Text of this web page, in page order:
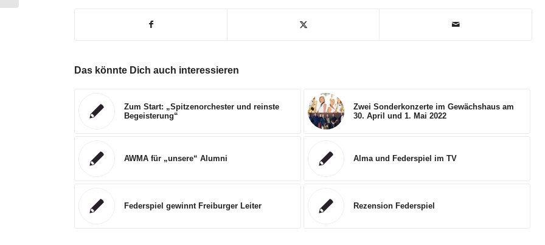
Das könnte Dich auch interessieren
Zum Start: „Spitzenorchester und reinste
Begeisterung“
Zwei Sonderkonzerte im Gewächshaus am
30. April und 1. Mai 2022
AWMA für „unsere“ Alumni Alma und Federspiel im TV
Federspiel gewinnt Freiburger Leiter Rezension Federspiel